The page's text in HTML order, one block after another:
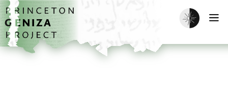
Skip to main content
home
Enable dark